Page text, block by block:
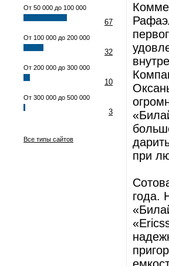
От 50 000 до 100 000
67
От 100 000 до 200 000
32
От 200 000 до 300 000
10
От 300 000 до 500 000
3
Все типы сайтов
при
года.